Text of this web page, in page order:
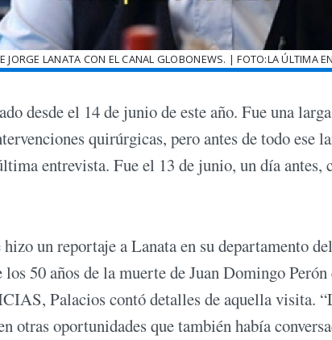
JORGE LANATA CON EL CANAL GLOBONEWS. | FOTO:LA ÚLTIMA
desde el 14 de junio de este año. Fue una
quirúrgicas, pero antes de todo ese
entrevista. Fue el 13 de junio, un día antes,
un reportaje a Lanata en su departamento
50 años de la muerte de Juan Domingo
Palacios contó detalles de aquella visita.
otras oportunidades que también había